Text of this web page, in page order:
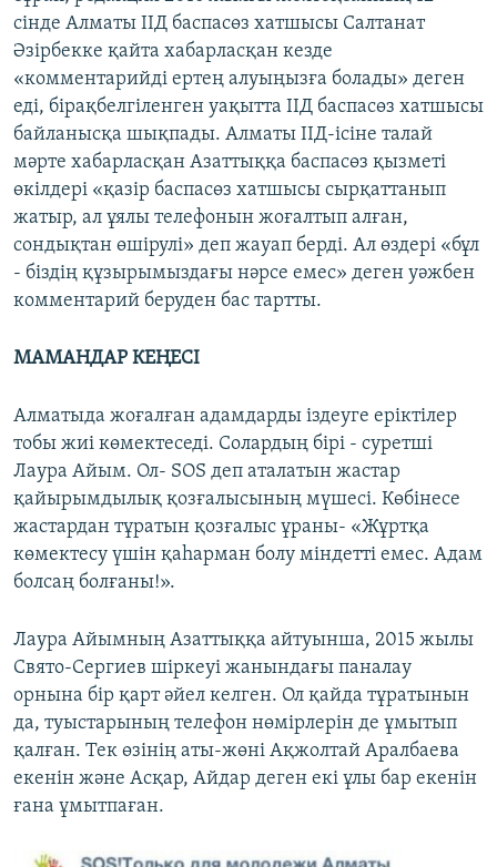
сінде Алматы ІІД баспасөз хатшысы Салтанат
Әзірбекке қайта хабарласқан кезде
«комментарийді ертең алуыңызға болады» деген
еді, бірақбелгіленген уақытта ІІД баспасөз хатшысы
байланысқа шықпады. Алматы ІІД-ісіне талай
мәрте хабарласқан Азаттыққа баспасөз қызметі
өкілдері «қазір баспасөз хатшысы сырқаттанып
жатыр, ал ұялы телефонын жоғалтып алған,
сондықтан өшірулі» деп жауап берді. Ал өздері «бұл
- біздің құзырымыздағы нәрсе емес» деген уәжбен
комментарий беруден бас тартты.
МАМАНДАР КЕҢЕСІ
Алматыда жоғалған адамдарды іздеуге еріктілер
тобы жиі көмектеседі. Солардың бірі - суретші
Лаура Айым. Ол- SOS деп аталатын жастар
қайырымдылық қозғалысының мүшесі. Көбінесе
жастардан тұратын қозғалыс ұраны- «Жұртқа
көмектесу үшін қаһарман болу міндетті емес. Адам
болсаң болғаны!».
Лаура Айымның Азаттыққа айтуынша, 2015 жылы
Свято-Сергиев шіркеуі жанындағы паналау
орнына бір қарт әйел келген. Ол қайда тұратынын
да, туыстарының телефон нөмірлерін де ұмытып
қалған. Тек өзінің аты-жөні Ақжолтай Аралбаева
екенін және Асқар, Айдар деген екі ұлы бар екенін
ғана ұмытпаған.